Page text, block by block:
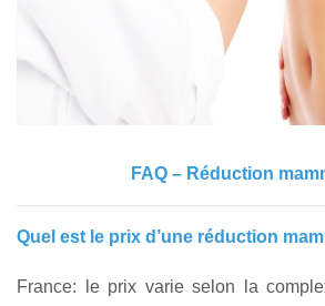
FAQ – Réduction
Quel est le prix d’une réduction
France: le prix varie selon la